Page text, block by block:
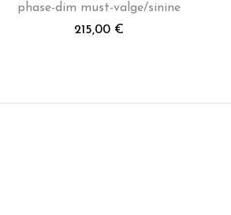
phase-dim must-valge/sinine
215,00 €